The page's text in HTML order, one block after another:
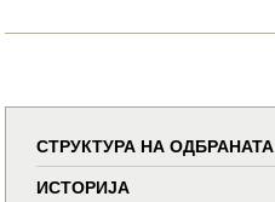
СТРУКТУРА НА ОДБРАНАТА
ИСТОРИЈА